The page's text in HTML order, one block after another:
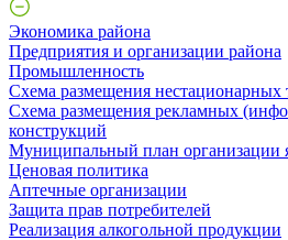
Экономика района
Предприятия и организации района
Промышленность
Схема размещения нестационарных
Схема размещения рекламных
конструкций
Муниципальный план организации
Ценовая политика
Аптечные организации
Защита прав потребителей
Реализация алкогольной продукции